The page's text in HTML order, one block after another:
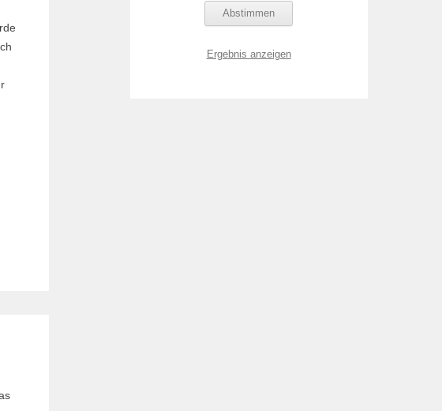
Ergebnis anzeigen